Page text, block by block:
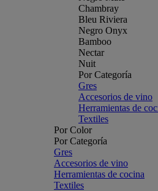
Chambray
Bleu Riviera
Negro Onyx
Bamboo
Nectar
Nuit
Por Categoría
Gres
Accesorios de vino
Herramientas de
Textiles
Por Color
Por Categoría
Gres
Accesorios de vino
Herramientas de cocina
Textiles